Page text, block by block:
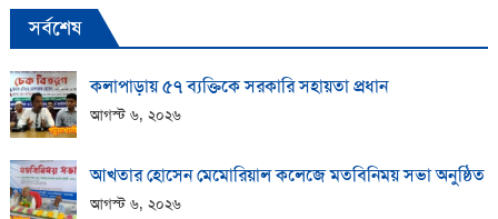
সর্বশেষ
কলাপাড়ায় ​৫৭ ব্যক্তিকে সরকারি সহায়তা প্রধান
আগস্ট ৬, ২০২৬
আখতার হোসেন মেমোরিয়াল কলেজে মতবিনিময় সভা অনুষ্ঠিত
আগস্ট ৬, ২০২৬